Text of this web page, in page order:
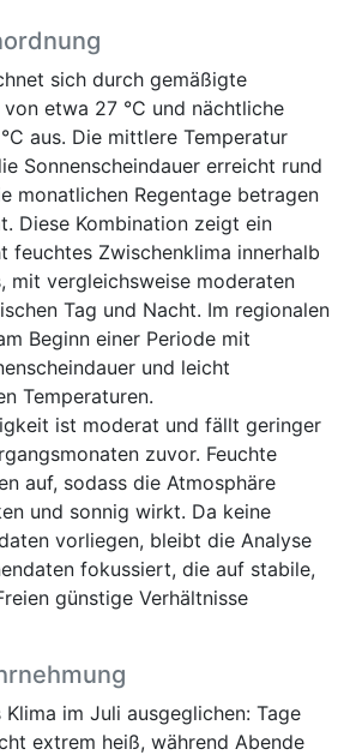
sich durch gemäßigte
etwa 27 °C und nächtliche
aus. Die mittlere Temperatur
Sonnenscheindauer erreicht rund
monatlichen Regentage betragen
Diese Kombination zeigt ein
feuchtes Zwischenklima innerhalb
mit vergleichsweise moderaten
Tag und Nacht. Im regionalen
Beginn einer Periode mit
und leicht
Temperaturen.
ist moderat und fällt geringer
zuvor. Feuchte
auf, sodass die Atmosphäre
und sonnig wirkt. Da keine
vorliegen, bleibt die Analyse
fokussiert, die auf stabile,
günstige Verhältnisse
im Juli ausgeglichen: Tage
extrem heiß, während Abende